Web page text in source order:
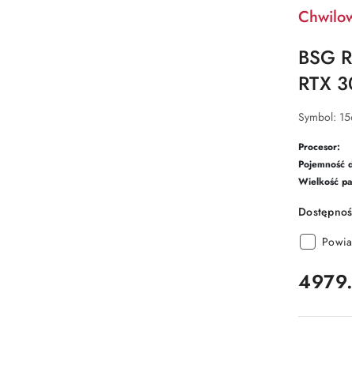
BSG
RTX
Symbol:
Procesor:
Pojemność
Wielkość
cena: